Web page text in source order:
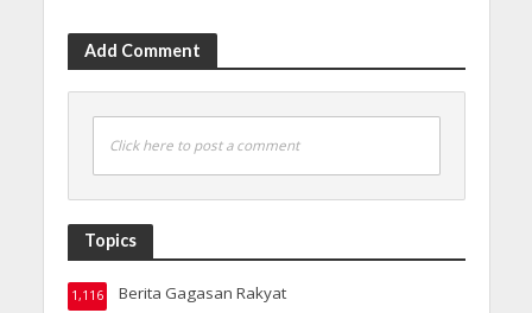
Add Comment
Click here to post a comment
Topics
Berita Gagasan Rakyat
1,116